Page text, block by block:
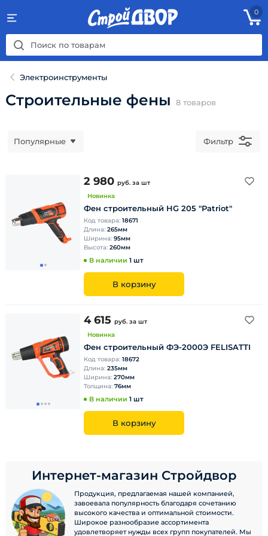
0
Электроинструменты
Строительные фены 8 товаров
Популярные Фильтр
2 980 руб. за шт
Новинка
Фен строительный HG 205 "Patriot"
Код товара: 18671
Длина: 265мм
Ширина: 95мм
Высота: 260мм
В наличии 1 шт
В корзину
4 615 руб. за шт
Новинка
Фен строительный ФЭ-2000Э FELISATTI
Код товара: 18672
Длина: 235мм
Ширина: 270мм
Толщина: 76мм
В наличии 1 шт
В корзину
Интернет-магазин Стройдвор
Продукция, предлагаемая нашей компанией,
завоевала популярность благодаря сочетанию
высокого качества и оптимальной стоимости.
Широкое разнообразие ассортимента
удовлетворяет нужды всех групп покупателей. Мы